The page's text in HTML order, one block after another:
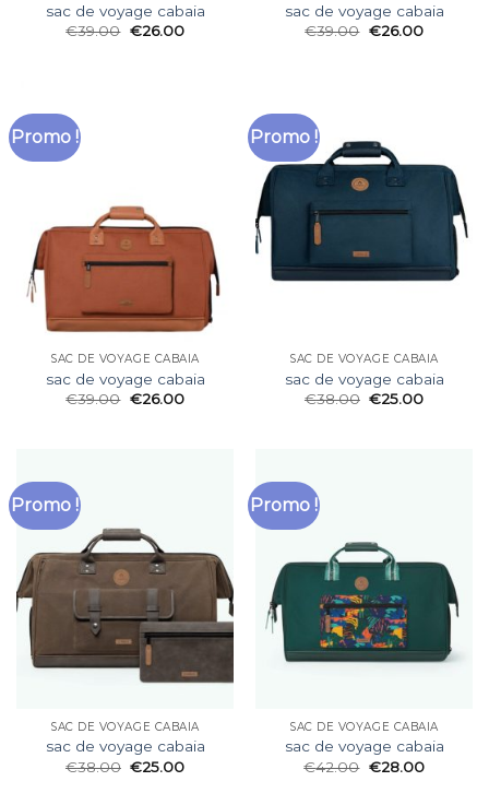
sac de voyage cabaia
€39.00 €26.00
sac de voyage cabaia
€39.00 €26.00
Promo !
SAC DE VOYAGE CABAIA
sac de voyage cabaia
€39.00 €26.00
Promo !
SAC DE VOYAGE CABAIA
sac de voyage cabaia
€38.00 €25.00
Promo !
SAC DE VOYAGE CABAIA
sac de voyage cabaia
€38.00 €25.00
Promo !
SAC DE VOYAGE CABAIA
sac de voyage cabaia
€42.00 €28.00